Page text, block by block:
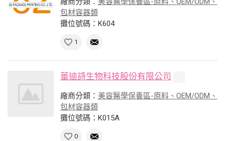
包材容器類
攤位號碼：K604
1
蕾迪詩生物科技股份有限公司
廠商分類： 美容醫學保養區-原料、OEM/ODM、
包材容器類
攤位號碼：K015A
0